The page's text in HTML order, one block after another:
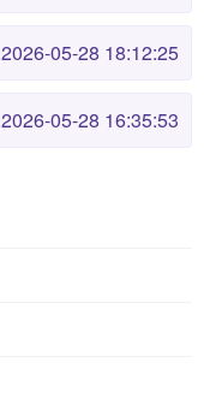
2026-05-28 18:12:25
2026-05-28 16:35:53